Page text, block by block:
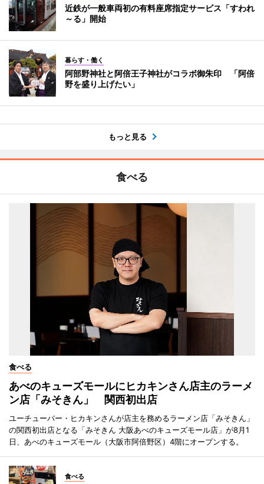
近鉄が一般車両初の有料座席指定サービス「すわれ
～る」開始
暮らす・働く
阿部野神社と阿倍王子神社がコラボ御朱印 「阿倍
野を盛り上げたい」
もっと見る
食べる
食べる
あべのキューズモールにヒカキンさん店主のラーメ
ン店「みそきん」 関西初出店
ユーチューバー・ヒカキンさんが店主を務めるラーメン店「みそきん」
の関西初出店となる「みそきん 大阪あべのキューズモール店」が8月1
日、あべのキューズモール（大阪市阿倍野区）4階にオープンする。
食べる